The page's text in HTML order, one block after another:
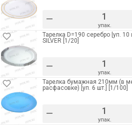
– упак.
Тарелка D=190 серебро [уп. 10
SILVER [1/20]
– упак.
Тарелка бумажная 210мм (в
расфасовке) [уп. 6 шт.] [1/100]
– упак.